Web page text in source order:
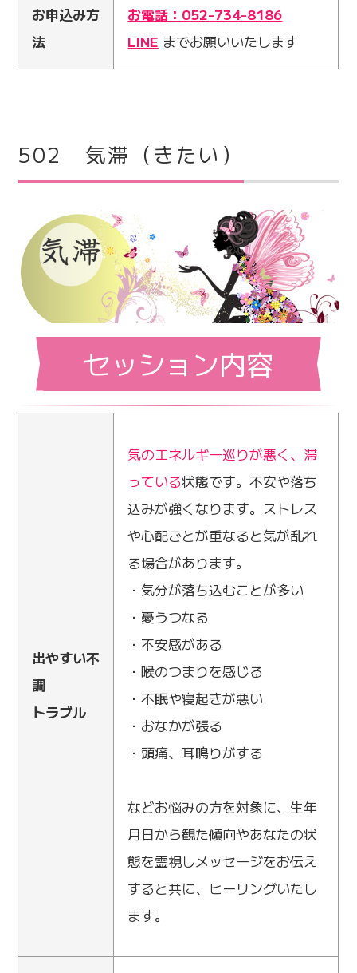
お申込み方
法
お電話：052-734-8186
LINE までお願いいたします
502 気滞（きたい）
セッション内容
出やすい不
調
トラブル
気のエネルギー巡りが悪く、滞
っている状態です。不安や落ち
込みが強くなります。ストレス
や心配ごとが重なると気が乱れ
る場合があります。
・気分が落ち込むことが多い
・憂うつなる
・不安感がある
・喉のつまりを感じる
・不眠や寝起きが悪い
・おなかが張る
・頭痛、耳鳴りがする
などお悩みの方を対象に、生年
月日から観た傾向やあなたの状
態を霊視しメッセージをお伝え
すると共に、ヒーリングいたし
ます。